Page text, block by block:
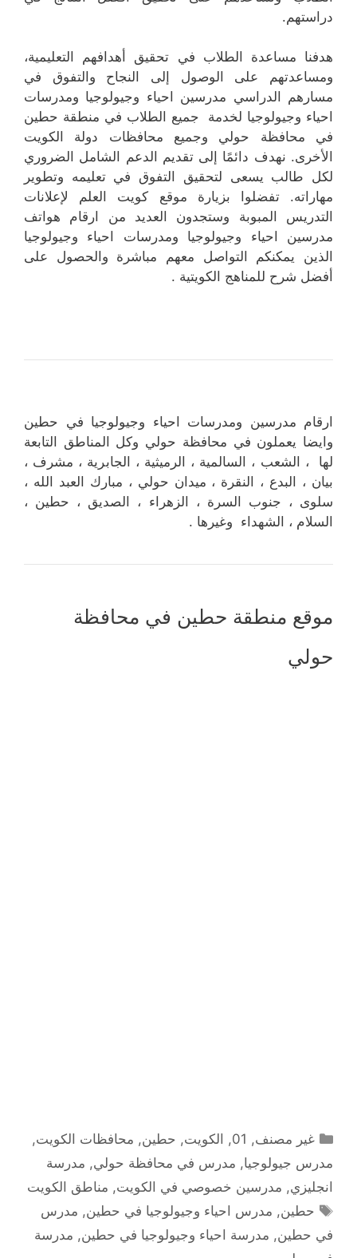
دراستهم.
هدفنا مساعدة الطلاب في تحقيق أهدافهم التعليمية،
ومساعدتهم على الوصول إلى النجاح والتفوق في
مسارهم الدراسي مدرسين احياء وجيولوجيا ومدرسات
احياء وجيولوجيا لخدمة جميع الطلاب في منطقة حطين
في محافظة حولي وجميع محافظات دولة الكويت
الأخرى. نهدف دائمًا إلى تقديم الدعم الشامل الضروري
لكل طالب يسعى لتحقيق التفوق في تعليمه وتطوير
مهاراته. تفضلوا بزيارة موقع كويت العلم لإعلانات
التدريس المبوبة وستجدون العديد من ارقام هواتف
مدرسين احياء وجيولوجيا ومدرسات احياء وجيولوجيا
الذين يمكنكم التواصل معهم مباشرة والحصول على
أفضل شرح للمناهج الكويتية .
ارقام مدرسين ومدرسات احياء وجيولوجيا في حطين
وايضا يعملون في محافظة حولي وكل المناطق التابعة
لها ، الشعب ، السالمية ، الرميثية ، الجابرية ، مشرف ،
بيان ، البدع ، النقرة ، ميدان حولي ، مبارك العبد الله ،
سلوى ، جنوب السرة ، الزهراء ، الصديق ، حطين ،
السلام ، الشهداء وغيرها .
موقع منطقة حطين في محافظة
حولي
التصنيفات
غير مصنف,
01
, الكويت, حطين, محافظات الكويت,
مدرس جيولوجيا, مدرس في محافظة حولي, مدرسة
انجليزي, مدرسين خصوصي في الكويت, مناطق الكويت
الوسوم
حطين, مدرس احياء وجيولوجيا في حطين, مدرس
في حطين, مدرسة احياء وجيولوجيا في حطين, مدرسة